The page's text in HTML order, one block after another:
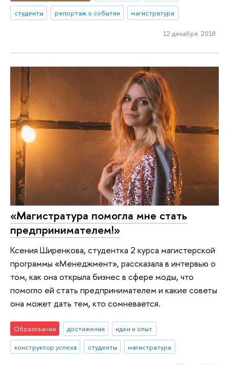
студенты
репортаж о событии магистратура
12 декабря 2018
«Магистратура помогла мне стать
предпринимателем!»
Ксения Ширенкова, студентка 2 курса магистерской
программы «Менеджмент», рассказала в интервью о
том, как она открыла бизнес в сфере моды, что
помогло ей стать предпринимателем и какие советы
она может дать тем, кто сомневается.
Образование достижения
идеи и опыт
конструктор успеха
студенты магистратура